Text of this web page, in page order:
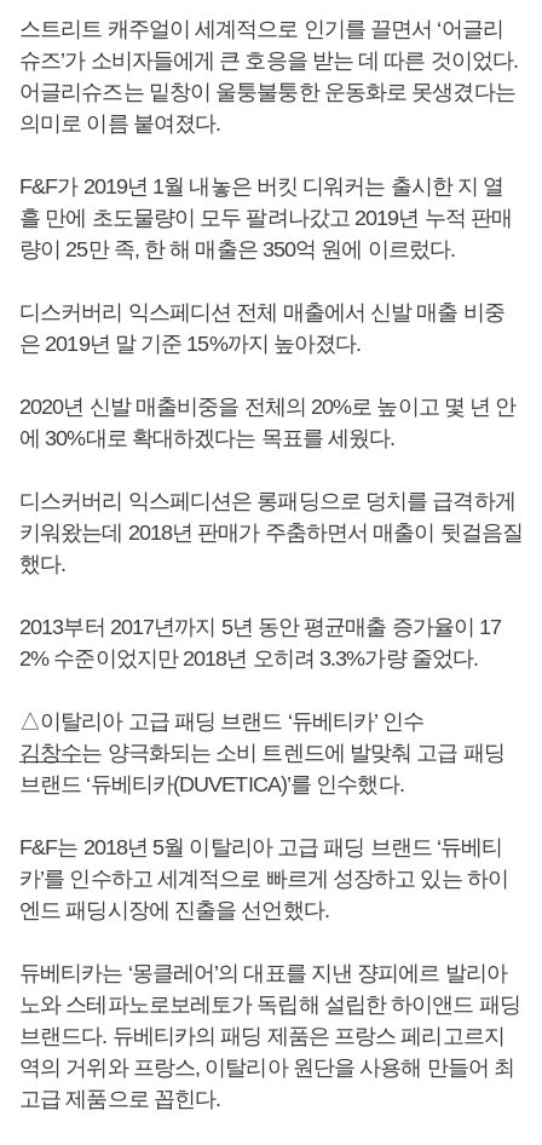
스트리트 캐주얼이 세계적으로 인기를 끌면서 ‘어글리
슈즈’가 소비자들에게 큰 호응을 받는 데 따른 것이었다.
어글리슈즈는 밑창이 울퉁불퉁한 운동화로 못생겼다는
의미로 이름 붙여졌다.
F&F가 2019년 1월 내놓은 버킷 디워커는 출시한 지 열
흘 만에 초도물량이 모두 팔려나갔고 2019년 누적 판매
량이 25만 족, 한 해 매출은 350억 원에 이르렀다.
디스커버리 익스페디션 전체 매출에서 신발 매출 비중
은 2019년 말 기준 15%까지 높아졌다.
2020년 신발 매출비중을 전체의 20%로 높이고 몇 년 안
에 30%대로 확대하겠다는 목표를 세웠다.
디스커버리 익스페디션은 롱패딩으로 덩치를 급격하게
키워왔는데 2018년 판매가 주춤하면서 매출이 뒷걸음질
했다.
2013부터 2017년까지 5년 동안 평균매출 증가율이 17
2% 수준이었지만 2018년 오히려 3.3%가량 줄었다.
△이탈리아 고급 패딩 브랜드 ‘듀베티카’ 인수
김창수는 양극화되는 소비 트렌드에 발맞춰 고급 패딩
브랜드 ‘듀베티카(DUVETICA)’를 인수했다.
F&F는 2018년 5월 이탈리아 고급 패딩 브랜드 ‘듀베티
카’를 인수하고 세계적으로 빠르게 성장하고 있는 하이
엔드 패딩시장에 진출을 선언했다.
듀베티카는 ‘몽클레어’의 대표를 지낸 쟝피에르 발리아
노와 스테파노로보레토가 독립해 설립한 하이앤드 패딩
브랜드다. 듀베티카의 패딩 제품은 프랑스 페리고르지
역의 거위와 프랑스, 이탈리아 원단을 사용해 만들어 최
고급 제품으로 꼽힌다.